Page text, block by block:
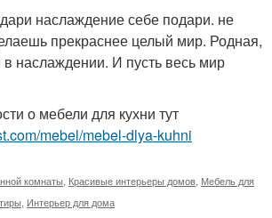
наслаждение себе подари. не
прекраснее целый мир. Родная,
наслаждении. И пусть весь мир
о мебели для кухни тут
mebel/mebel-dlya-kuhni
комнаты Красивые интерьеры домов Мебель для
Интерьер для дома